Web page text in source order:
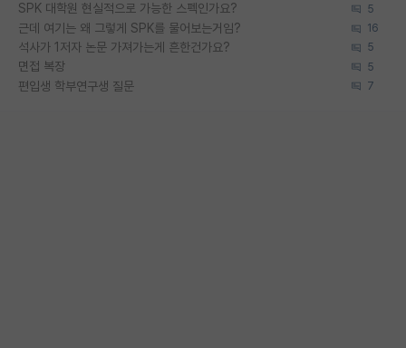
SPK 대학원 현실적으로 가능한 스펙인가요? 5
근데 여기는 왜 그렇게 SPK를 물어보는거임? 16
석사가 1저자 논문 가져가는게 흔한건가요? 5
면접 복장 5
편입생 학부연구생 질문 7